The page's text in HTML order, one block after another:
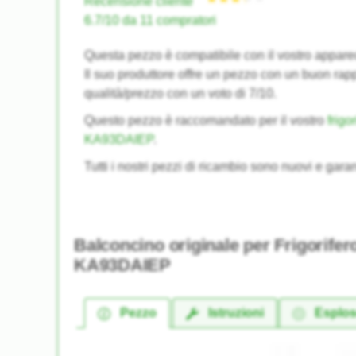
6.7/10 da 11 compratori
Questa pezzo è compatibile con il vostro
Il suo produttore offre un pezzo con un buon
qualità/prezzo con un voto di 7/10.
Questo pezzo è raccomandato per il vostro
KA93DAIEP.
Tutti i nostri pezzi di ricambio sono nuovi e
Balconcino originale per
KA93DAIEP
Pezzo Istruzioni